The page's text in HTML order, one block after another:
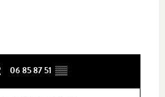
06 85 87 51 ▒▒